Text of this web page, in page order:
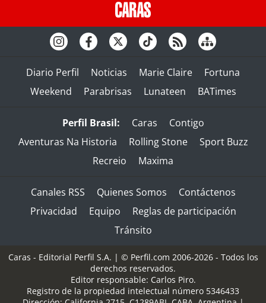
Diario Perfil Noticias Marie Claire
Fortuna
Weekend
Parabrisas Lunateen BATimes
Perfil Brasil: Caras
Contigo
Aventuras Na Historia
Rolling Stone
Sport Buzz
Recreio
Maxima
Canales RSS Quienes Somos
Contáctenos
Privacidad
Equipo
Reglas de participación
Tránsito
Caras - Editorial Perfil S.A. | © Perfil.com 2006-2026 - Todos los
derechos reservados.
Editor responsable: Carlos Piro.
Registro de la propiedad intelectual número 5346433